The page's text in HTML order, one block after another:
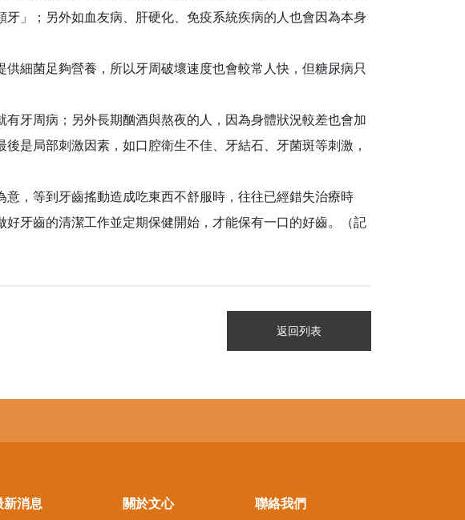
」；另外如血友病、肝硬化、免疫系統疾病的人也會因為本身
細菌足夠營養，所以牙周破壞速度也會較常人快，但糖尿病只
牙周病；另外長期酗酒與熬夜的人，因為身體狀況較差也會加
是局部刺激因素，如口腔衛生不佳、牙結石、牙菌斑等刺激，
，等到牙齒搖動造成吃東西不舒服時，往往已經錯失治療時
牙齒的清潔工作並定期保健開始，才能保有一口的好齒。（記
返回列表
新消息 關於文心 聯絡我們